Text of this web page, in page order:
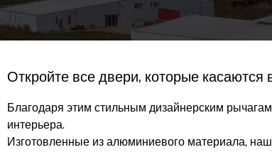
Откройте все двери, которые
Благодаря этим стильным дизайнерским
интерьера.
Изготовленные из алюминиевого материала,